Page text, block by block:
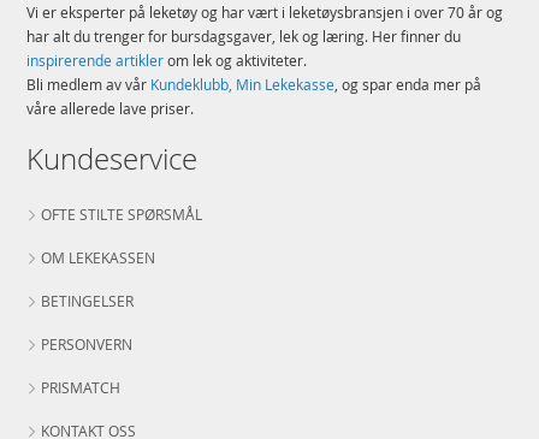
Vi er eksperter på leketøy og har vært i leketøysbransjen i over 70 år og
har alt du trenger for bursdagsgaver, lek og læring. Her finner du
inspirerende artiklerom lek og aktiviteter.
Bli medlem av vår Kundeklubb, Min Lekekasse, og spar enda mer på
våre allerede lave priser.
Kundeservice
OFTE STILTE SPØRSMÅL
OM LEKEKASSEN
BETINGELSER
PERSONVERN
PRISMATCH
KONTAKT OSS